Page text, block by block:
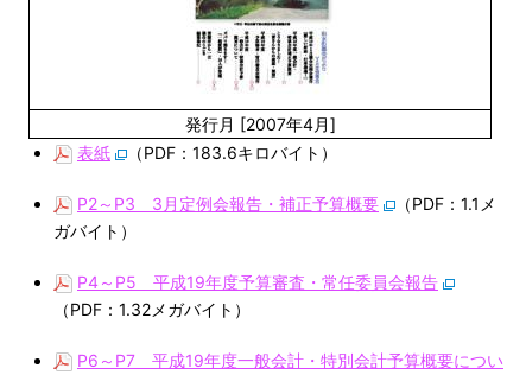
発行月 [2007年4月]
表紙
（PDF：183.6キロバイト）
P2～P3 3月定例会報告・補正予算概要
（PDF：1.1メ
ガバイト）
P4～P5 平成19年度予算審査・常任委員会報告
（PDF：1.32メガバイト）
P6～P7 平成19年度一般会計・特別会計予算概要につい